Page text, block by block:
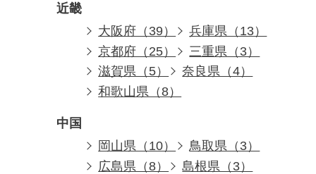
近畿
大阪府（39）
兵庫県（13）
京都府（25）
三重県（3）
滋賀県（5）
奈良県（4）
和歌山県（8）
中国
岡山県（10）
鳥取県（3）
広島県（8）
島根県（3）